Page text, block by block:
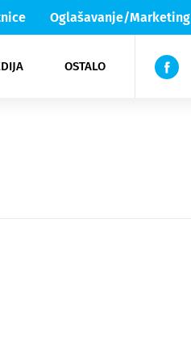
Oglašavanje/Marketing
OSTALO
Lika & Senj
TV